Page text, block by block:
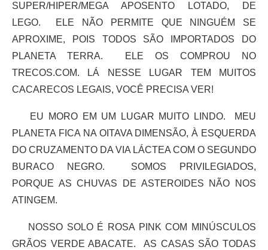
SUPER/HIPER/MEGA APOSENTO LOTADO, DE
LEGO. ELE NÃO PERMITE QUE NINGUÉM SE
APROXIME, POIS TODOS SÃO IMPORTADOS DO
PLANETA TERRA. ELE OS COMPROU NO
TRECOS.COM. LÁ NESSE LUGAR TEM MUITOS
CACARECOS LEGAIS, VOCÊ PRECISA VER!
EU MORO EM UM LUGAR MUITO LINDO. MEU
PLANETA FICA NA OITAVA DIMENSÃO, À ESQUERDA
DO CRUZAMENTO DA VIA LÁCTEA COM O SEGUNDO
BURACO NEGRO. SOMOS PRIVILEGIADOS,
PORQUE AS CHUVAS DE ASTEROIDES NÃO NOS
ATINGEM.
NOSSO SOLO É ROSA PINK COM MINÚSCULOS
GRÃOS VERDE ABACATE. AS CASAS SÃO TODAS